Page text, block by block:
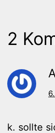
2
k. sollte